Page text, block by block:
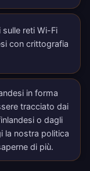
reti Wi-Fi
con crittografia
in forma
tracciato dai
o dagli
la nostra politica
di più.